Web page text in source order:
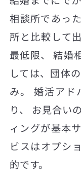
相談所であっ
所と比較して
最低限、 結婚
しては、団体
み。 婚活アド
り、 お見合い
ィングが基本
ビスはオプシ
的です。